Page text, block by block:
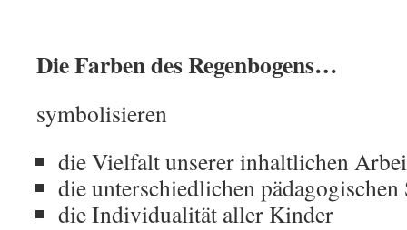
Die Farben des Regenbogens…
symbolisieren
die Vielfalt unserer inhaltlichen
die unterschiedlichen
die Individualität aller Kinder